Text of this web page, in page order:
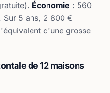
Économie : 560
Sur 5 ans, 2 800 €
d'une grosse
de 12 maisons